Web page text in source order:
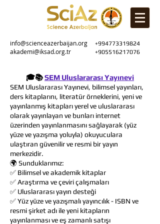
info@scienceazerbaijan.org +994773319824
akademi@iksad.org.tr +905516217076
🎓📚SEM Uluslararası Yayınevi
SEM Uluslararası Yayınevi, bilimsel yayınları,
ders kitaplarını, literatür örneklerini, yeni ve
yayınlanmış kitapları yerel ve uluslararası
olarak yayınlayan ve bunları internet
üzerinden yayınlanmasını sağlayarak (yüz
yüze ve yazışma yoluyla) okuyuculara
ulaştıran güvenilir ve resmi bir yayın
merkezidir.
🌍 Sunduklarımız:
✅ Bilimsel ve akademik kitaplar
✅ Araştırma ve çeviri çalışmaları
✅ Uluslararası yayın desteği
✅ Yüz yüze ve yazışmalı yayıncılık - ISBN ve
resmi şirket adı ile yeni kitapların
yayınlanması ve eş zamanlı satışı